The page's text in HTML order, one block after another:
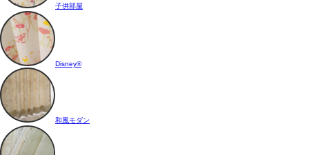
子供部屋
Disney®
和風モダン